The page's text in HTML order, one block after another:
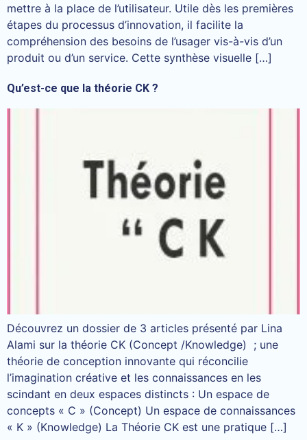
mettre à la place de l’utilisateur. Utile dès les premières
étapes du processus d’innovation, il facilite la
compréhension des besoins de l’usager vis-à-vis d’un
produit ou d’un service. Cette synthèse visuelle […]
Qu’est-ce que la théorie CK ?
Découvrez un dossier de 3 articles présenté par Lina
Alami sur la théorie CK (Concept /Knowledge) ; une
théorie de conception innovante qui réconcilie
l’imagination créative et les connaissances en les
scindant en deux espaces distincts : Un espace de
concepts « C » (Concept) Un espace de connaissances
« K » (Knowledge) La Théorie CK est une pratique […]